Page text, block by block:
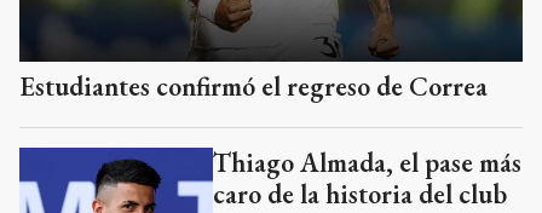
Estudiantes confirmó el regreso de Correa
Thiago Almada, el pase más
caro de la historia del club